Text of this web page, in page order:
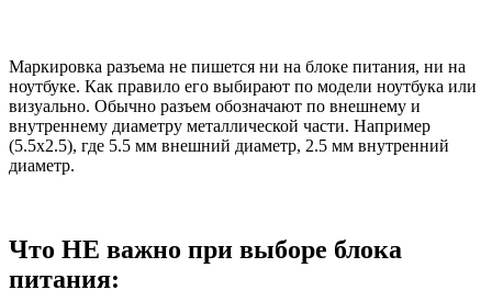
Маркировка разъема не пишется ни на блоке питания, ни на
ноутбуке. Как правило его выбирают по модели ноутбука или
визуально. Обычно разъем обозначают по внешнему и
внутреннему диаметру металлической части. Например
(5.5x2.5), где 5.5 мм внешний диаметр, 2.5 мм внутренний
диаметр.
Что НЕ важно при выборе блока
питания: